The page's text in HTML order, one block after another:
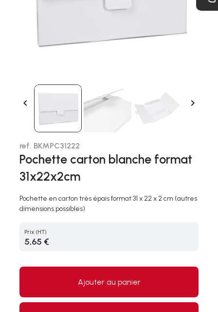
 
ref. BKMPC31222
Pochette carton blanche format
31x22x2cm
Pochette en carton très épais format 31 x 22 x 2 cm (autres
dimensions possibles)
Prix (HT)
5,65 €
Ajouter au panier